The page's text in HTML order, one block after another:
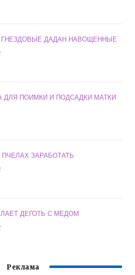
ГНЕЗДОВЫЕ ДАДАН НАВОЩЕННЫЕ
ДЛЯ ПОИМКИ И ПОДСАДКИ МАТКИ
ПЧЕЛАХ ЗАРАБОТАТЬ
ДЕГОТЬ С МЕДОМ
Реклама